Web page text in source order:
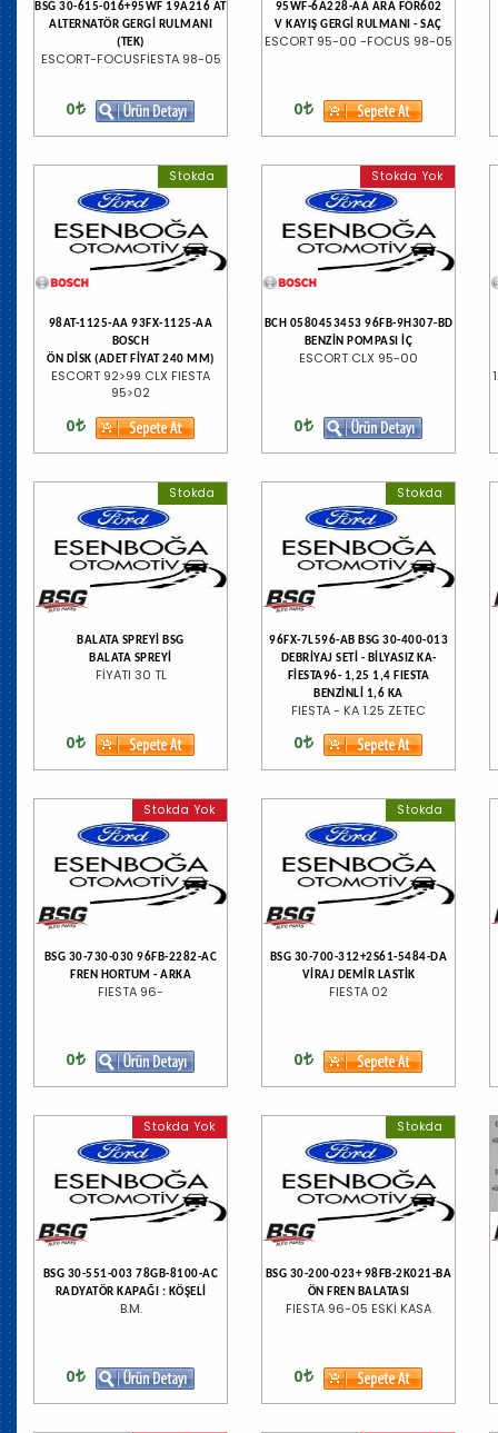
BSG 30-615-016+95WF 19A216 AT
ALTERNATÖR GERGİ RULMANI
(TEK)
ESCORT-FOCUSFİESTA 98-05
0
95WF-6A228-AA ARA FOR602
V KAYIŞ GERGİ RULMANI - SAÇ
ESCORT 95-00 -FOCUS 98-05
0
Stokda
98AT-1125-AA 93FX-1125-AA
BOSCH
ÖN DİSK (ADET FİYAT 240 MM)
ESCORT 92>99 CLX FIESTA
95>02
0
Stokda Yok
BCH 0580453453 96FB-9H307-BD
BENZİN POMPASI İÇ
ESCORT CLX 95-00
0
Stokda
BALATA SPREYİ BSG
BALATA SPREYİ
FİYATI 30 TL
0
Stokda
96FX-7L596-AB BSG 30-400-013
DEBRİYAJ SETİ - BİLYASIZ KA-
FİESTA96- 1,25 1,4 FIESTA
BENZİNLİ 1,6 KA
FIESTA - KA 1.25 ZETEC
0
Stokda Yok
BSG 30-730-030 96FB-2282-AC
FREN HORTUM - ARKA
FIESTA 96-
0
Stokda
BSG 30-700-312+2S61-5484-DA
VİRAJ DEMİR LASTİK
FIESTA 02
0
Stokda Yok
BSG 30-551-003 78GB-8100-AC
RADYATÖR KAPAĞI : KÖŞELİ
B.M.
0
Stokda
BSG 30-200-023+ 98FB-2K021-BA
ÖN FREN BALATASI
FIESTA 96-05 ESKİ KASA
0